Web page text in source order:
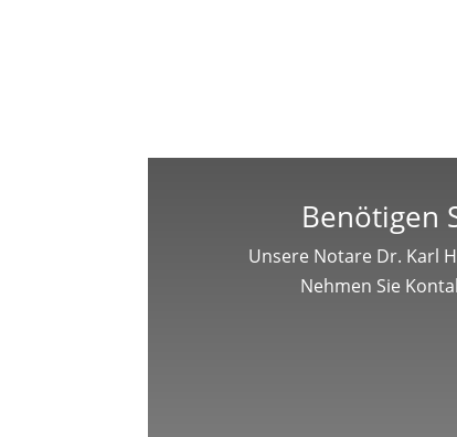
Benötigen
Unsere Notare Dr. Karl
Nehmen Sie